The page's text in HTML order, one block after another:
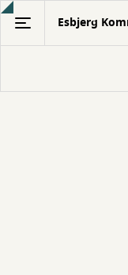
Gå
hovedindhold
Esbjerg